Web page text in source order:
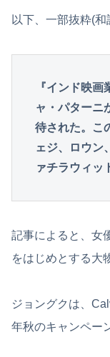
以下、一部抜粋(和
『インド映
ャ・パターニ
待された。こ
ェジ、ロウン
ァチラウィッ
記事によると、女
をはじめとする大
ジョングクは、
年秋のキャンペー